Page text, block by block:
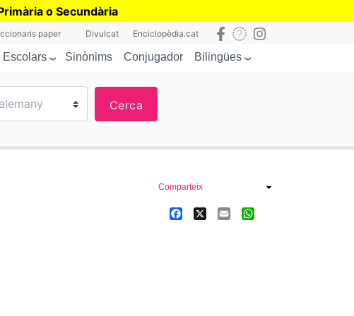
o Secundària
paper Divulcat Enciclopèdia.cat
Escolars Sinònims Conjugador Bilingües
Cerca
Comparteix
Facebook Email